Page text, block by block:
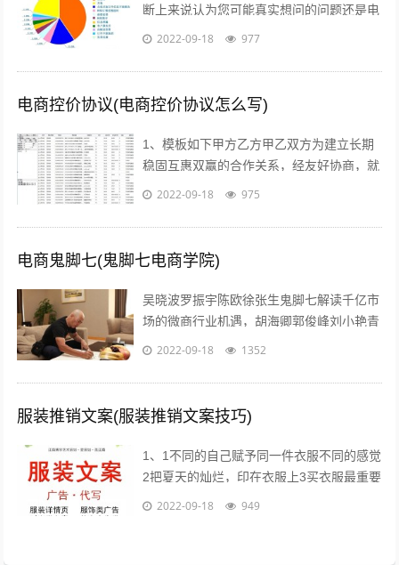
断上来说认为您可能真实想问的问题还是电
商真的挣钱吗能挣多少美容的行业怎么样在
2022-09-18 977
电商控价协议(电商控价协议怎么写)
1、模板如下甲方乙方甲乙双方为建立长期
稳固互惠双赢的合作关系，经友好协商，就
具体合作事宜达成如下协议一合作期限，本
2022-09-18 975
电商鬼脚七(鬼脚七电商学院)
吴晓波罗振宇陈欧徐张生鬼脚七解读千亿市
场的微商行业机遇，胡海卿郭俊峰刘小艳青
城老贼凌教头等业内大咖为您分享独到犀利
2022-09-18 1352
服装推销文案(服装推销文案技巧)
1、1不同的自己赋予同一件衣服不同的感觉
2把夏天的灿烂，印在衣服上3买衣服最重要
的目的，是放松我们自己4时间会折旧这件
2022-09-18 949